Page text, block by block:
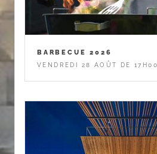
BARBECUE 2026
VENDREDI 28 AOÛT DE